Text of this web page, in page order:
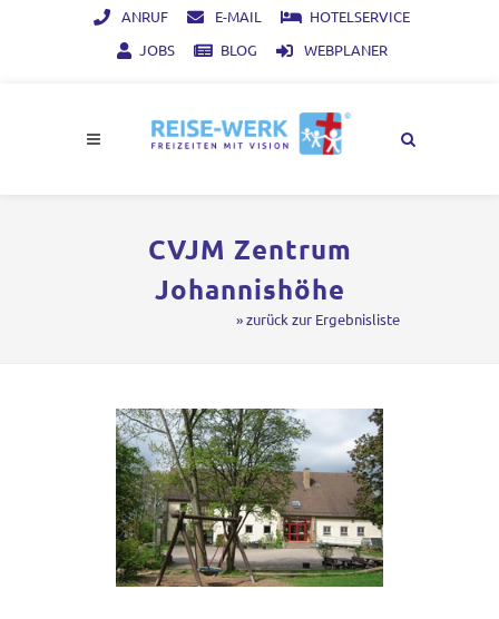
ANRUF E-MAIL
HOTELSERVICE
JOBS
BLOG WEBPLANER
CVJM Zentrum
Johannishöhe
» zurück zur Ergebnisliste